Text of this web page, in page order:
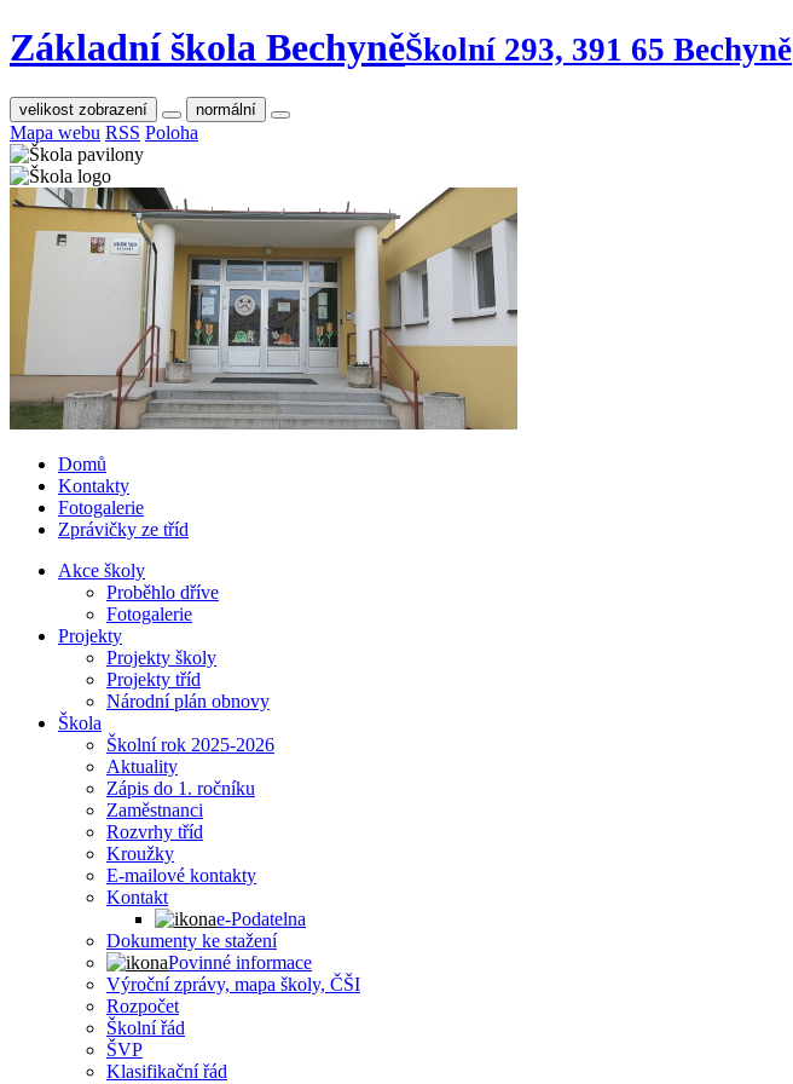
Základní škola BechyněŠkolní 293, 391 65 Bechyně
velikost zobrazení normální
Mapa webu RSS Poloha
Domů
Kontakty
Fotogalerie
Zprávičky ze tříd
Akce školy
Proběhlo dříve
Fotogalerie
Projekty
Projekty školy
Projekty tříd
Národní plán obnovy
Škola
Školní rok 2025-2026
Aktuality
Zápis do 1. ročníku
Zaměstnanci
Rozvrhy tříd
Kroužky
E-mailové kontakty
Kontakt
e-Podatelna
Dokumenty ke stažení
Povinné informace
Výroční zprávy, mapa školy, ČŠI
Rozpočet
Školní řád
ŠVP
Klasifikační řád